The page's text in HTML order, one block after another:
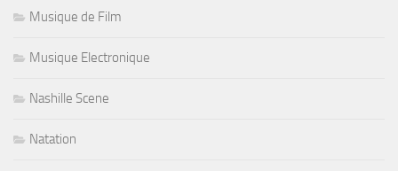
Musique de Film
Musique Electronique
Nashille Scene
Natation